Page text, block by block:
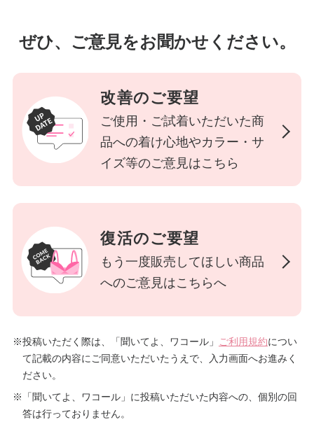
重要なお知らせ
お知らせ
公式アプリ
企業情報
SNSアカウント一覧
ぜひ、ご意見をお聞かせください。
改善のご要望
ご使用・ご試着いただいた商
品への着け心地やカラー・サ
イズ等のご意見はこちら
復活のご要望
もう一度販売してほしい商品
へのご意見はこちらへ
※投稿いただく際は、「聞いてよ、ワコール」 ご利用規約につい
て記載の内容にご同意いただいたうえで、入力画面へお進みく
ださい。
※「聞いてよ、ワコール」に投稿いただいた内容への、個別の回
答は行っておりません。